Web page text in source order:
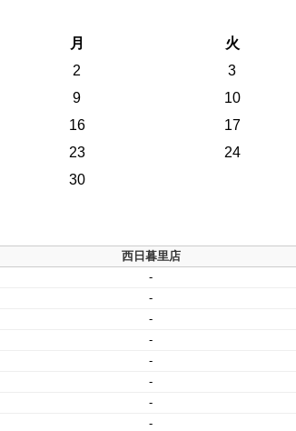
月 火
2 3
9 10
16 17
23 24
30
西日暮里店
-
-
-
-
-
-
-
-